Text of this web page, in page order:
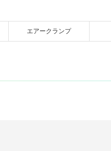
エアークランプ